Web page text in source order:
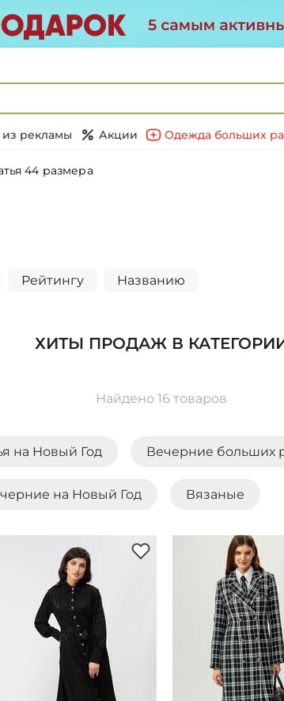
рекламы Акции Одежда больших
44 размера
Рейтингу Названию
ХИТЫ ПРОДАЖ В
Найдено 16 товаров
на Новый Год Вечерние больших
на Новый Год Вязаные
на выпускной Платье-пиджак
Черно-белые платья Платья